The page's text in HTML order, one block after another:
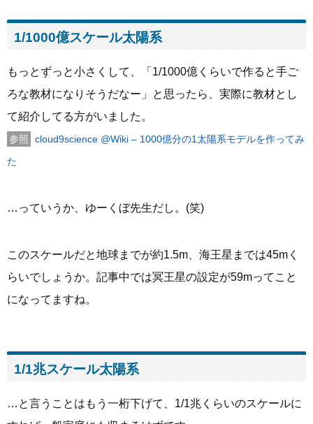
1/1000億スケール太陽系
もっとずっと小さくして、「1/1000億くらいで作ると手ご
ろな教材になりそうだなー」と思ったら、実際に教材とし
て紹介してる方がいました。
cloud9science @Wiki – 1000億分の1太陽系モデルを作ってみ
た
…っていうか、ゆーくぼ先生だし。(笑)
このスケールだと地球までが約1.5m、海王星までは45mく
らいでしょうか。記事中では冥王星の設定が59mってこと
になってますね。
1/1兆スケール太陽系
…と言うことはもう一桁下げて、1/1兆くらいのスケールに